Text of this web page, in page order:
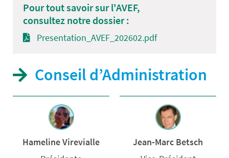
Pour tout savoir sur l'AVEF,
consultez notre dossier :
Presentation_AVEF_202602.pdf
Conseil d’Administration
Hameline Virevialle
Jean-Marc Betsch